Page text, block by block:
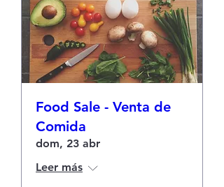
Food Sale - Venta de
Comida
dom, 23 abr
Leer más